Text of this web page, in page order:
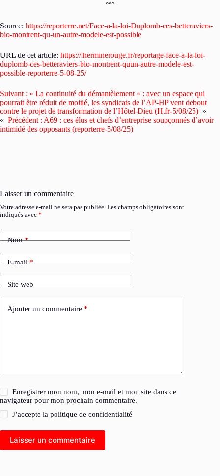
°°°
Source: https://reporterre.net/Face-a-la-loi-Duplomb-ces-betteraviers-
bio-montrent-qu-un-autre-modele-est-possible
URL de cet article: https://lherminerouge.fr/reportage-face-a-la-loi-
duplomb-ces-betteraviers-bio-montrent-quun-autre-modele-est-
possible-reporterre-5-08-25/
Suivant : « La continuité du démantèlement » : avec un espace qui
pourrait être réduit de moitié, les syndicats de l’AP-HP vent debout
contre le projet de transformation de l’Hôtel-Dieu (H.fr-5/08/25) »
« Précédent : A69 : ces élus et chefs d’entreprise soupçonnés d’avoir
intimidé des opposants (reporterre-5/08/25)
Laisser un commentaire
Votre adresse e-mail ne sera pas publiée. Les champs obligatoires sont
indiqués avec *
Nom*
E-mail*
Site web
Ajouter un commentaire *
Enregistrer mon nom, mon e-mail et mon site dans ce
navigateur pour mon prochain commentaire.
J’accepte lapolitique de confidentialité
Laisser un commentaire